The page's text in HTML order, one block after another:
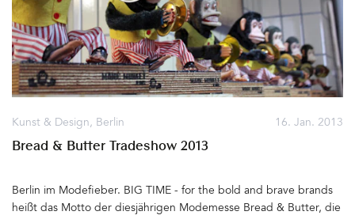
Klebebändern in allen Farben von Klebeland, die für Tape-Art
benutzt werden. Auf einem anderen stehen originelle Pop-up-
Bücher, Illus und Karten von Maike Biederstädt – besonders
schön. Berlin Ink zeigt Tattoo-Motive aus Japan von ‘Ryo'. Lars P.
Krauses Poster für die 'Berlin Graphic Days #1’ könnt Ihr als
Siebdruck und handsigniert vom Künstler erstehen. Es gibt noch
viel mehr zu sehen, fahrt einfach hin – ein schönes Kunst-Event…
Infos findet Ihr hier&hellip
16. Jan. 2013
Kunst & Design, Berlin
Bread & Butter Tradeshow 2013
Berlin im Modefieber. BIG TIME - for the bold and brave brands
heißt das Motto der diesjährigen Modemesse Bread & Butter, die